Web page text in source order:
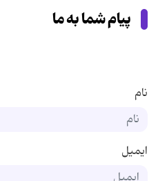
پیام شما به ما
نام
ایمیل